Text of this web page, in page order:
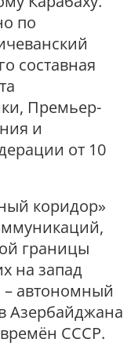
по
составная
Премьер-
и
от 10
коридор»
границы
на запад
автономный
Азербайджана
СССР.